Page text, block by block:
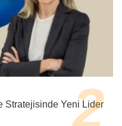
Stratejisinde Yeni Lider